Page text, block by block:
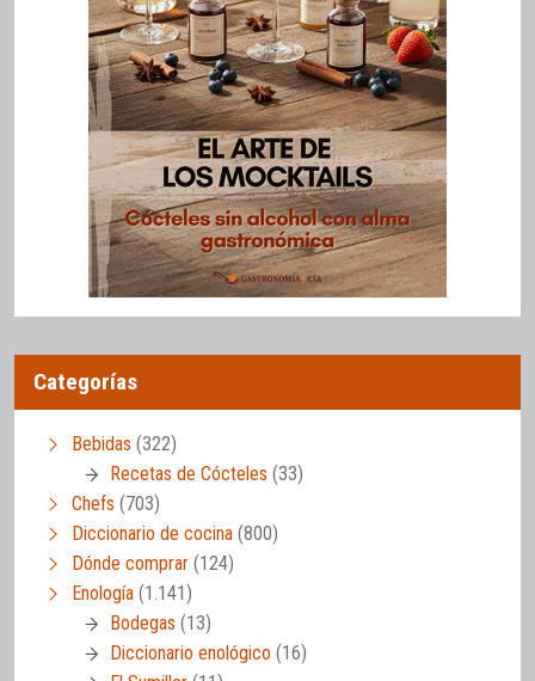
Categorías
Bebidas (322)
Recetas de Cócteles (33)
Chefs (703)
Diccionario de cocina (800)
Dónde comprar (124)
Enología (1.141)
Bodegas (13)
Diccionario enológico (16)